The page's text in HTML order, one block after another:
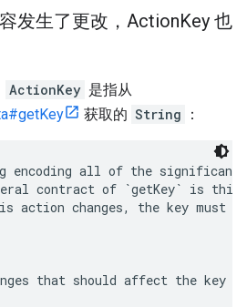
发生了更改，ActionKey 也
ActionKey 是指从
获取的 String ：
encoding all of the
contract of `getKey` is
action changes, the key must
that should affect the key